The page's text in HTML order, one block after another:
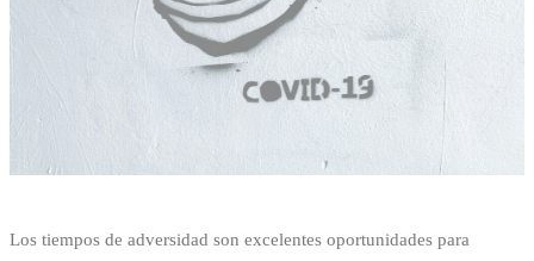
Los tiempos de adversidad son excelentes oportunidades para